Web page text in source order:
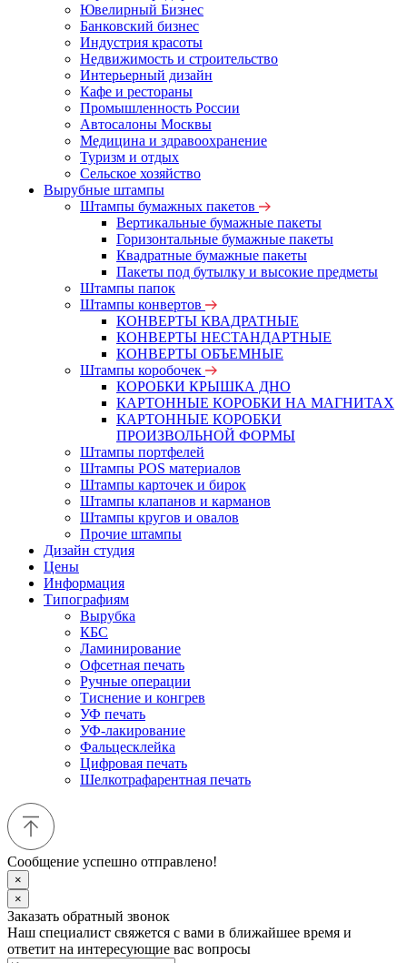
Ювелирный Бизнес
Банковский бизнес
Индустрия красоты
Недвижимость и строительство
Интерьерный дизайн
Кафе и рестораны
Промышленность России
Автосалоны Москвы
Медицина и здравоохранение
Туризм и отдых
Сельское хозяйство
Вырубные штампы
Штампы бумажных пакетов
Вертикальные бумажные пакеты
Горизонтальные бумажные пакеты
Квадратные бумажные пакеты
Пакеты под бутылку и высокие предметы
Штампы папок
Штампы конвертов
КОНВЕРТЫ КВАДРАТНЫЕ
КОНВЕРТЫ НЕСТАНДАРТНЫЕ
КОНВЕРТЫ ОБЪЕМНЫЕ
Штампы коробочек
КОРОБКИ КРЫШКА ДНО
КАРТОННЫЕ КОРОБКИ НА МАГНИТАХ
КАРТОННЫЕ КОРОБКИ
ПРОИЗВОЛЬНОЙ ФОРМЫ
Штампы портфелей
Штампы POS материалов
Штампы карточек и бирок
Штампы клапанов и карманов
Штампы кругов и овалов
Прочие штампы
Дизайн студия
Цены
Информация
Типографиям
Вырубка
КБС
Ламинирование
Офсетная печать
Ручные операции
Тиснение и конгрев
УФ печать
УФ-лакирование
Фальцесклейка
Цифровая печать
Шелкотрафарентная печать
Сообщение успешно отправлено!
×
×
Заказать обратный звонок
Наш специалист свяжется с вами в ближайшее время и
ответит на интересующие вас вопросы